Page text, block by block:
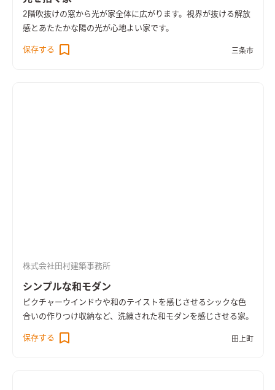
2階吹抜けの窓から光が家全体に広がります。視界が抜ける解放
感とあたたかな陽の光が心地よい家です。
保存する 三条市
株式会社田村建築事務所
シンプルな和モダン
ピクチャーウインドウや和のテイストを感じさせるシックな色
合いの作りつけ収納など、洗練された和モダンを感じさせる家。
保存する 田上町